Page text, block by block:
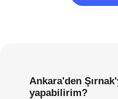
Ankara'den
yapabilirim?